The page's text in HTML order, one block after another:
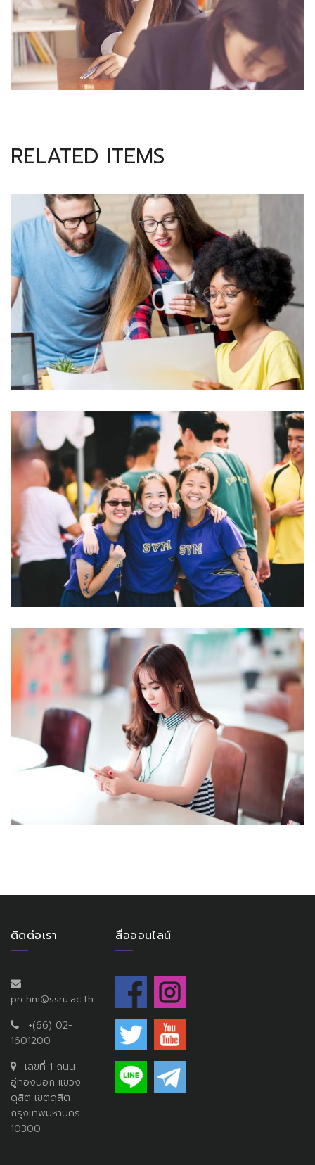
RELATED ITEMS
QUOD OFFICIIS
Language
NEC SOLUM
Language
NOVUM INERMIS
Language
ติดต่อเรา
prchm@ssru.ac.th
+(66) 02-
1601200
เลขที่ 1 ถนน
อู่ทองนอก แขวง
ดุสิต เขตดุสิต
กรุงเทพมหานคร
10300
สื่อออนไลน์